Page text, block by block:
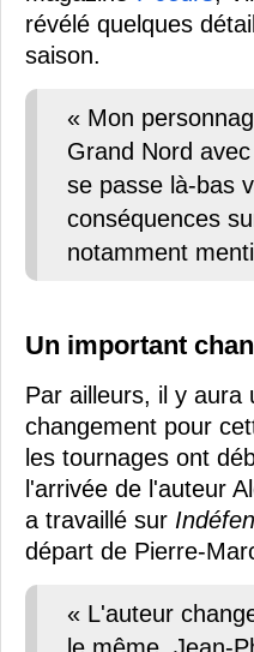
révélé quelques
saison.
« Mon
Grand Nord
se passe là-bas
conséquences
notamment
Un important
Par ailleurs, il y aura
changement pour
les tournages ont
l'arrivée de l'auteur
a travaillé sur
départ de Pierre-
« L'auteur